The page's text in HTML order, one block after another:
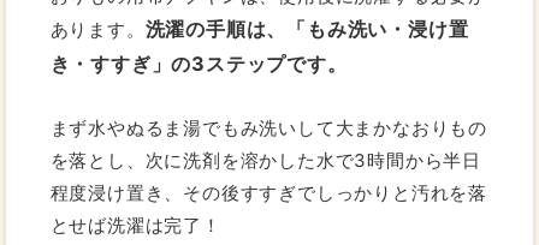
あります。 洗濯の手順は、「もみ洗い・浸け置
き・すすぎ」の3ステップです。
まず水やぬるま湯でもみ洗いして大まかなおりもの
を落とし、次に洗剤を溶かした水で3時間から半日
程度浸け置き、その後すすぎでしっかりと汚れを落
とせば洗濯は完了！